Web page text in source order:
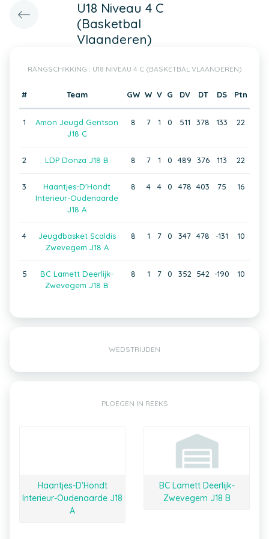
U18 Niveau 4 C
(Basketbal
Vlaanderen)
RANGSCHIKKING : U18 NIVEAU 4 C (BASKETBAL VLAANDEREN)
# Team GW W V G DV DT DS Ptn
1
Amon Jeugd Gentson
J18 C
8 7 1 0 511 378 133 22
2 LDP Donza J18 B 8 7 1 0 489 376 113 22
3
Haantjes-D'Hondt
Interieur-Oudenaarde
J18 A
8 4 4 0 478 403 75 16
4
Jeugdbasket Scaldis
Zwevegem J18 A
8 1 7 0 347 478 -131 10
5
BC Lamett Deerlijk-
Zwevegem J18 B
8 1 7 0 352 542 -190 10
WEDSTRIJDEN
PLOEGEN IN REEKS
Haantjes-D'Hondt
Interieur-Oudenaarde J18
A
BC Lamett Deerlijk-
Zwevegem J18 B